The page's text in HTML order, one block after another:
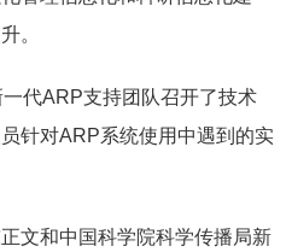
。
代ARP支持团队召开了技术
针对ARP系统使用中遇到的实
和中国科学院科学传播局新